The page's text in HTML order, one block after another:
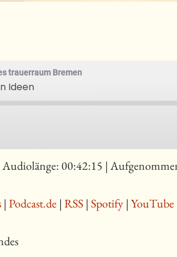
trauerraum Bremen
Ideen
Audiolänge: 00:42:15 |
|Podcast.de |RSS |Spotify |YouTube